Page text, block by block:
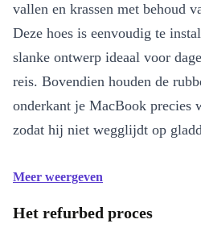
vallen en krassen met behoud
Deze hoes is eenvoudig te
slanke ontwerp ideaal voor
reis. Bovendien houden de
onderkant je MacBook precies
zodat hij niet wegglijdt op
Meer weergeven
Het refurbed proces